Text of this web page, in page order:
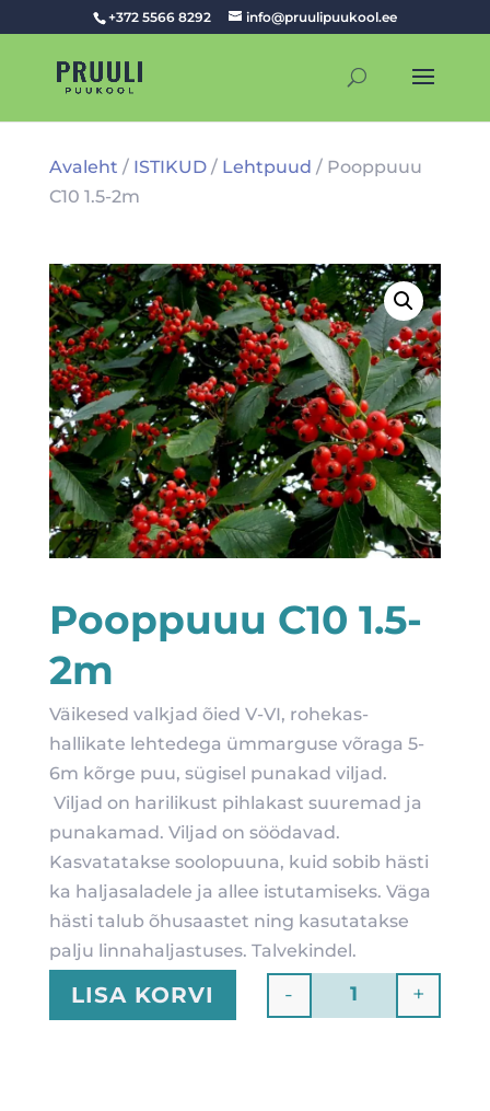
+372 5566 8292 info@pruulipuukool.ee
Avaleht / ISTIKUD/ Lehtpuud / Pooppuuu
C10 1.5-2m
Pooppuuu C10 1.5-
2m
Väikesed valkjad õied V-VI, rohekas-
hallikate lehtedega ümmarguse võraga 5-
6m kõrge puu, sügisel punakad viljad.
Viljad on harilikust pihlakast suuremad ja
punakamad. Viljad on söödavad.
Kasvatatakse soolopuuna, kuid sobib hästi
ka haljasaladele ja allee istutamiseks. Väga
hästi talub õhusaastet ning kasutatakse
palju linnahaljastuses. Talvekindel.
Quantity
- +
LISA KORVI